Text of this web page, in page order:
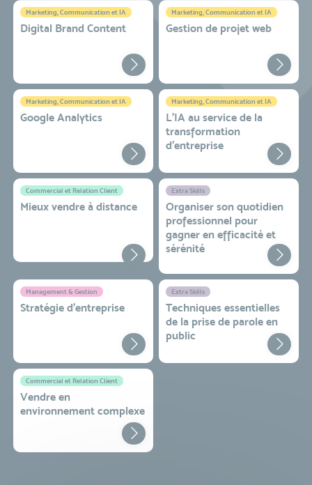
Marketing, Communication et IA
Digital Brand Content
Marketing, Communication et IA
Gestion de projet web
Marketing, Communication et IA
Google Analytics
Marketing, Communication et IA
L'IA au service de la
transformation
d'entreprise
Commercial et Relation Client
Mieux vendre à distance
Extra Skills
Organiser son quotidien
professionnel pour
gagner en efficacité et
sérénité
Management & Gestion
Stratégie d’entreprise
Extra Skills
Techniques essentielles
de la prise de parole en
public
Commercial et Relation Client
Vendre en
environnement complexe